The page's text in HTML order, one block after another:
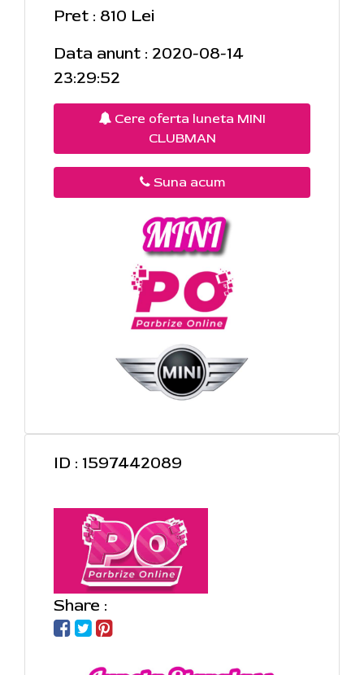
Pret : 810 Lei
Data anunt : 2020-08-14
23:29:52
Cere oferta luneta MINI
CLUBMAN
Suna acum
ID : 1597442089
Share :